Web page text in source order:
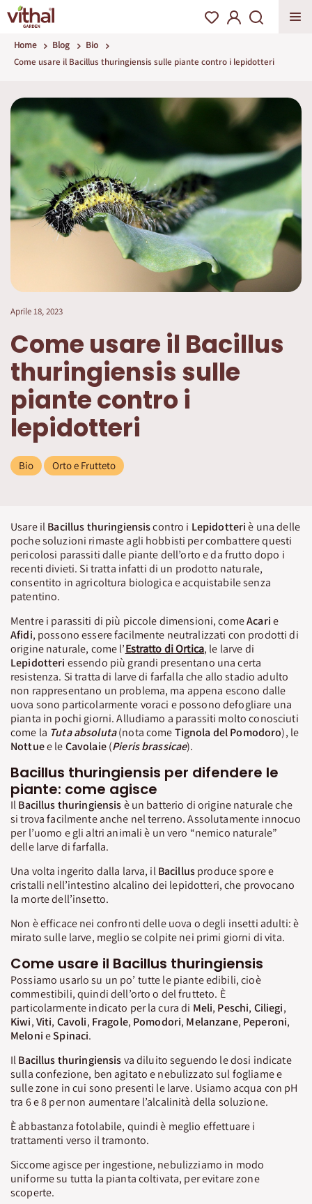
Home Blog
Bio
Come usare il Bacillus thuringiensis sulle piante contro i lepidotteri
Aprile 18, 2023
Come usare il Bacillus
thuringiensis sulle
piante contro i
lepidotteri
Bio Orto e Frutteto
Usare ilBacillus thuringiensiscontro i Lepidotteriè una delle
poche soluzioni rimaste agli hobbisti per combattere questi
pericolosi parassiti dalle piante dell’orto e da frutto dopo i
recenti divieti. Si tratta infatti di un prodotto naturale,
consentito in agricoltura biologica e acquistabile senza
patentino.
Mentre i parassiti di più piccole dimensioni, comeAcarie
Afidi, possono essere facilmente neutralizzati con prodotti di
origine naturale, come l’Estratto di Ortica, le larve di
Lepidotteri essendo più grandi presentano una certa
resistenza. Si tratta di larve di farfalla che allo stadio adulto
non rappresentano un problema, ma appena escono dalle
uova sono particolarmente voraci e possono defogliare una
pianta in pochi giorni. Alludiamo a parassiti molto conosciuti
come la Tuta absoluta(nota comeTignola del Pomodoro), le
Nottuee leCavolaie(Pieris brassicae).
Bacillus thuringiensis per difendere le
piante: come agisce
IlBacillus thuringiensisè un batterio di origine naturale che
si trova facilmente anche nel terreno. Assolutamente innocuo
per l’uomo e gli altri animali è un vero “nemico naturale”
delle larve di farfalla.
Una volta ingerito dalla larva, ilBacillusproduce spore e
cristalli nell’intestino alcalino dei lepidotteri, che provocano
la morte dell’insetto.
Non è efficace nei confronti delle uova o degli insetti adulti: è
mirato sulle larve, meglio se colpite nei primi giorni di vita.
Come usare il Bacillus thuringiensis
Possiamo usarlo su un po’ tutte le piante edibili, cioè
commestibili, quindi dell’orto o del frutteto. È
particolarmente indicato per la cura di Meli, Peschi, Ciliegi,
Kiwi,Viti, Cavoli, Fragole, Pomodori, Melanzane, Peperoni,
MelonieSpinaci.
IlBacillus thuringiensisva diluito seguendo le dosi indicate
sulla confezione, ben agitato e nebulizzato sul fogliame e
sulle zone in cui sono presenti le larve. Usiamo acqua con pH
tra 6 e 8 per non aumentare l’alcalinità della soluzione.
È abbastanza fotolabile, quindi è meglio effettuare i
trattamenti verso il tramonto.
Siccome agisce per ingestione, nebulizziamo in modo
uniforme su tutta la pianta coltivata, per evitare zone
scoperte.